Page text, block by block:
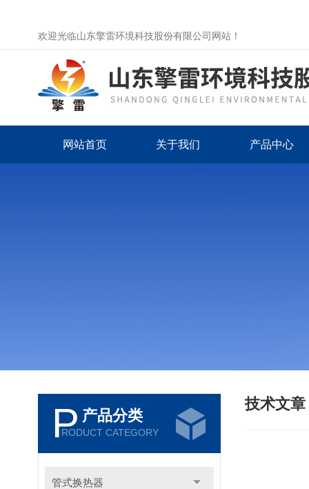
欢迎光临山东擎雷环境科技股份有限公司网站！
网站首页 关于我们 产品中心
P 产品分类
RODUCT CATEGORY
管式换热器
技术文章